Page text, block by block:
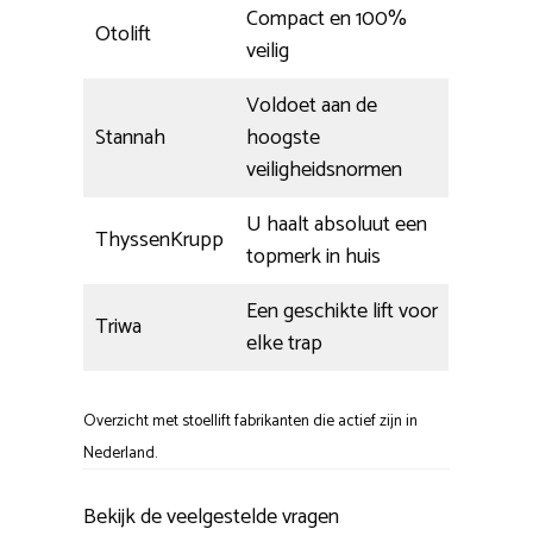
Otolift
Compact en 100%
veilig
Stannah
Voldoet aan de
hoogste
veiligheidsnormen
ThyssenKrupp
U haalt absoluut een
topmerk in huis
Triwa
Een geschikte lift voor
elke trap
Overzicht met stoellift fabrikanten die actief zijn in
Nederland.
Bekijk de veelgestelde vragen